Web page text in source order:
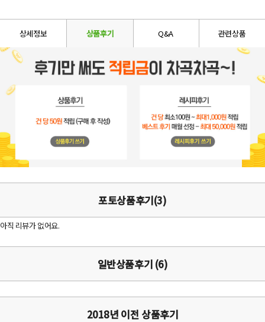
상세정보 상품후기 Q&A 관련상품
포토상품후기(3)
아직 리뷰가 없어요.
일반상품후기 (6)
2018년 이전 상품후기